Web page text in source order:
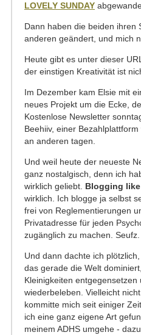
LOVELY SUNDAY
Dann haben die beiden ihren
anderen geändert, und mich
Heute gibt es unter dieser
der einstigen Kreativität ist
Im Dezember kam Elsie mit
neues Projekt um die Ecke,
Kostenlose Newsletter
Beehiiv, einer
an anderen tagen.
Und weil heute der neueste
ganz nostalgisch, denn ich
wirklich geliebt. Blogging
wirklich. Ich blogge ja selbst
frei von Reglementierungen
Privatadresse für jeden
zugänglich zu machen. Seufz.
Und dann dachte ich
das gerade die Welt
Kleinigkeiten entgegensetzen
wiederbeleben. Vielleicht
kommitte mich seit einiger
ich eine ganz eigene Art
meinem ADHS umgehe -